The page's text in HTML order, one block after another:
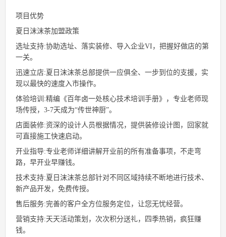
项目优势
夏日沫沫茶加盟政策
选址支持:协助选址、落实装修、导入企业VI，把握好做店的第
一关。
迅速立店:夏日沫沫茶总部提供一应俱全、一步到位的支援，实
现以最快的速度入市操作。
体验培训:精编《百年卤一处核心技术培训手册》，专业老师现
场传授，3-7天成为“传世神厨”。
店面装修:资深的设计人员根据情况，提供装修设计图，回家就
可直接施工快速启动。
开业指导:专业老师详细讲解开业前的所有准备事项，不走弯
路，早开业早赚钱。
技术支持:夏日沫沫茶总部针对不同区域持续不断地进行技术、
新产品开发，免费传授。
售后服务:完善的客户全方位服务定位，让您无忧经营。
营销支持:天天活动策划，次次积分送礼，四季热销，疯狂赚
钱。